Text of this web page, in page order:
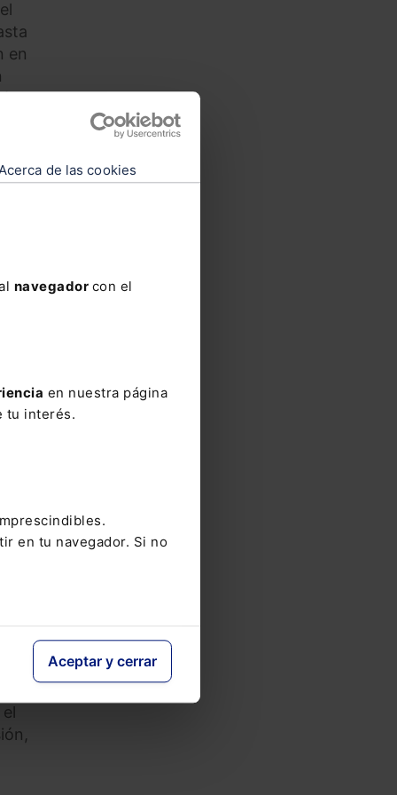
de las cookies
navegador con el
en nuestra página
tu interés.
en tu navegador. Si no
Aceptar y cerrar
en
las